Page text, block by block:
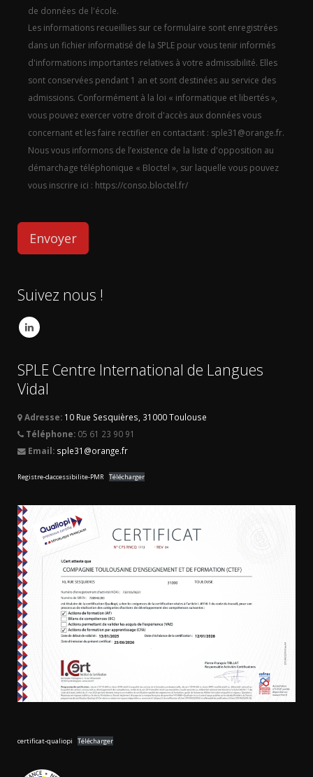
de données de l'école.
Les informations recueillies sur ce formulaire sont enregistrées
dans un fichier informatisé de la SPLE pour vous tenir informés
d'informations importantes relatives à votre admissibilité. Elles
sont conservées pendant 1 an et sont destinées au service des
admissions. Conformément à la loi « informatique et libertés »,
vous pouvez exercer votre droit d'accès aux données vous
concernant et les faire rectifier en contactant : sple31@orange.fr.
Nous vous informons de l’existence de la liste d'opposition au
démarchage téléphonique « Bloctel », sur laquelle vous pouvez
vous inscrire ici : https://conso.bloctel.fr/
Suivez nous !
SPLE Centre International de Langues
Vidal
Adresse: 10 Rue Sesquières, 31000 Toulouse
Téléphone: 05 61 23 90 91
Email: sple31@orange.fr
Registre-daccessibilite-PMR Télécharger
certificat-qualiopi Télécharger